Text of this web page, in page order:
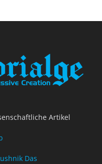
Artikel
Das